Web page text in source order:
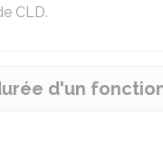
CLD.
d'un